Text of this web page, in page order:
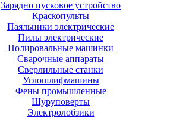
Зарядно пусковое устройство
Краскопульты
Паяльники электрические
Пилы электрические
Полировальные машинки
Сварочные аппараты
Сверлильные станки
Углошлифмашины
Фены промышленные
Шуруповерты
Электролобзики